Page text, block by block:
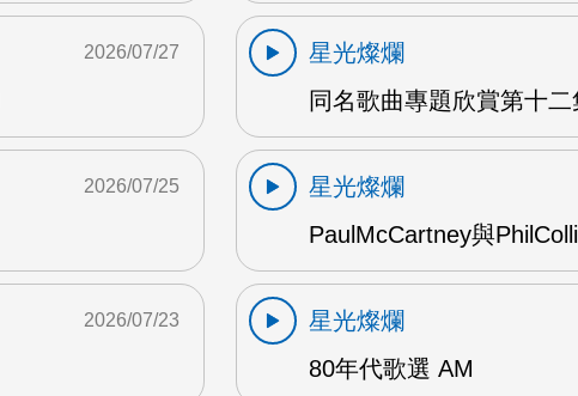
2026/07/27
星光燦爛
同名歌曲專題欣賞第十
2026/07/25
星光燦爛
PaulMcCartney與
2026/07/23
星光燦爛
80年代歌選 AM